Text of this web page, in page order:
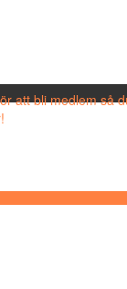
att bli medlem så